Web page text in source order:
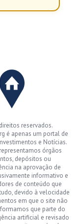
reservados.
é apenas um portal de
e Notícias.
órgãos
depósitos ou
na aprovação de
informativo e
de conteúdo que
devido à velocidade
em que o site não
que parte do
artificial e revisado